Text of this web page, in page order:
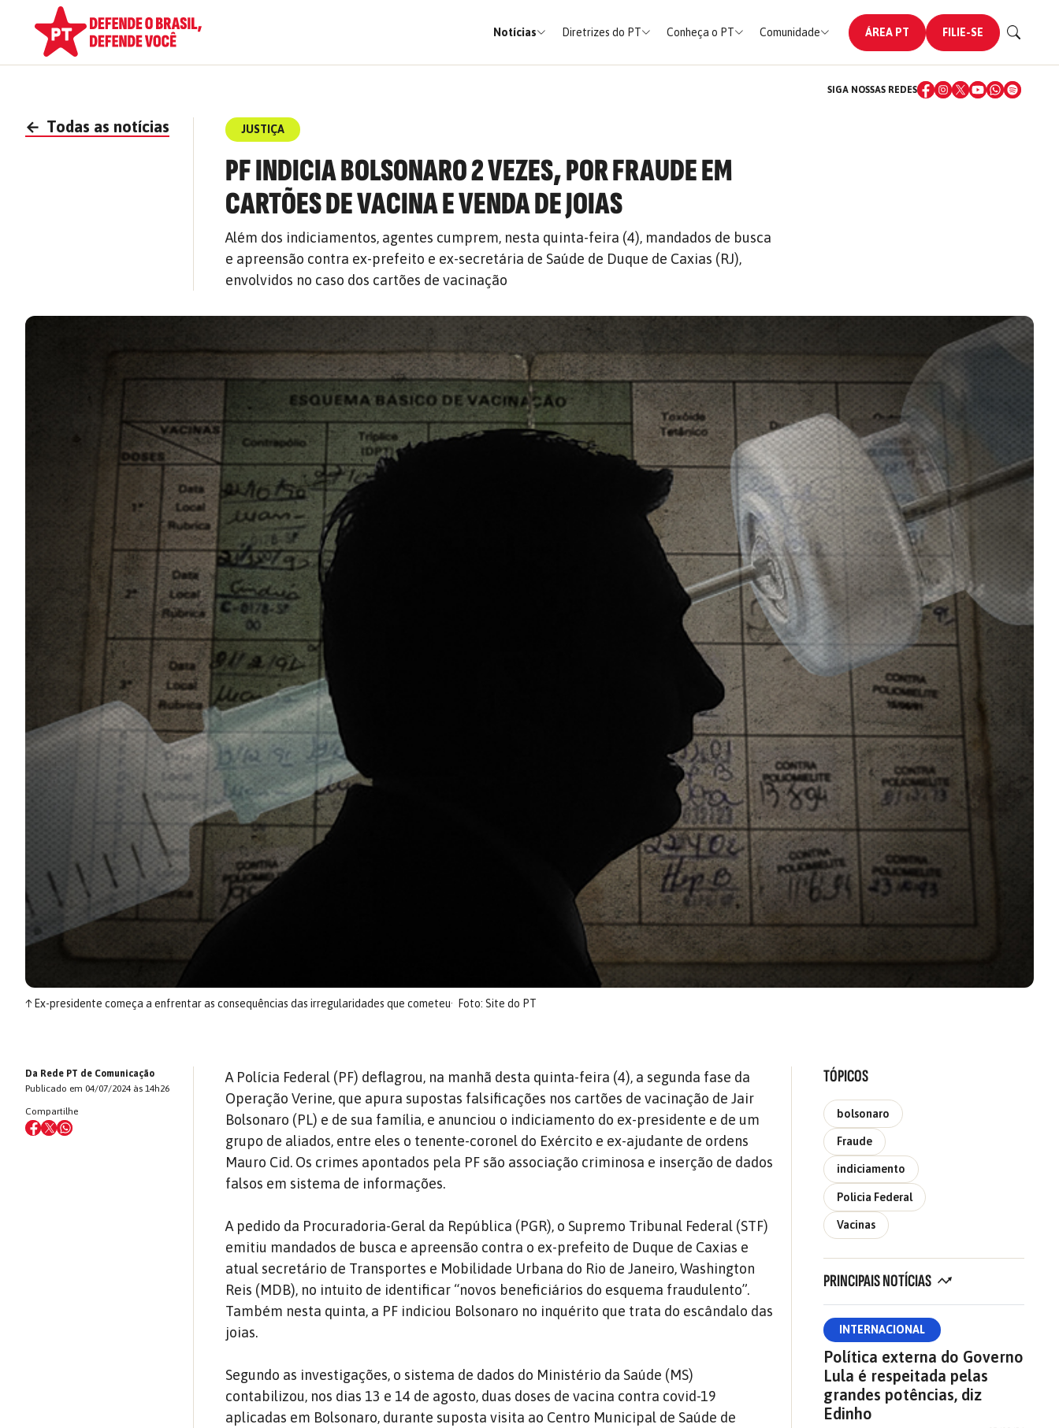
Notícias Diretrizes do PT Conheça o PT Comunidade ÁREA PT FILIE-SE
SIGA NOSSAS REDES
← Todas as notícias JUSTIÇA
PF INDICIA BOLSONARO 2 VEZES, POR FRAUDE EM
CARTÕES DE VACINA E VENDA DE JOIAS
Além dos indiciamentos, agentes cumprem, nesta quinta-feira (4), mandados de busca
e apreensão contra ex-prefeito e ex-secretária de Saúde de Duque de Caxias (RJ),
envolvidos no caso dos cartões de vacinação
↑Ex-presidente começa a enfrentar as consequências das irregularidades que cometeu Foto: Site do PT
Da Rede PT de Comunicação
Publicado em 04/07/2024 às 14h26
Compartilhe
A Polícia Federal (PF) deflagrou, na manhã desta quinta-feira (4), a segunda fase da
Operação Verine, que apura supostas falsificações nos cartões de vacinação de Jair
Bolsonaro (PL) e de sua família, e anunciou o indiciamento do ex-presidente e de um
grupo de aliados, entre eles o tenente-coronel do Exército e ex-ajudante de ordens
Mauro Cid. Os crimes apontados pela PF são associação criminosa e inserção de dados
falsos em sistema de informações.
A pedido da Procuradoria-Geral da República (PGR), o Supremo Tribunal Federal (STF)
emitiu mandados de busca e apreensão contra o ex-prefeito de Duque de Caxias e
atual secretário de Transportes e Mobilidade Urbana do Rio de Janeiro, Washington
Reis (MDB), no intuito de identificar “novos beneficiários do esquema fraudulento”.
Também nesta quinta, a PF indiciou Bolsonaro no inquérito que trata do escândalo das
joias.
Segundo as investigações, o sistema de dados do Ministério da Saúde (MS)
contabilizou, nos dias 13 e 14 de agosto, duas doses de vacina contra covid-19
aplicadas em Bolsonaro, durante suposta visita ao Centro Municipal de Saúde de
TÓPICOS
bolsonaro
Fraude
indiciamento
Policia Federal
Vacinas
PRINCIPAIS NOTÍCIAS
INTERNACIONAL
Política externa do Governo
Lula é respeitada pelas
grandes potências, diz
Edinho